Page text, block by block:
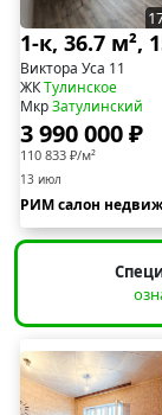
1-к, 36.7 м²,
Виктора Уса 11
ЖКТулинское
МкрЗатулинский
3 990 000 ₽
110 833 ₽/м²
13 июл
РИМ салон